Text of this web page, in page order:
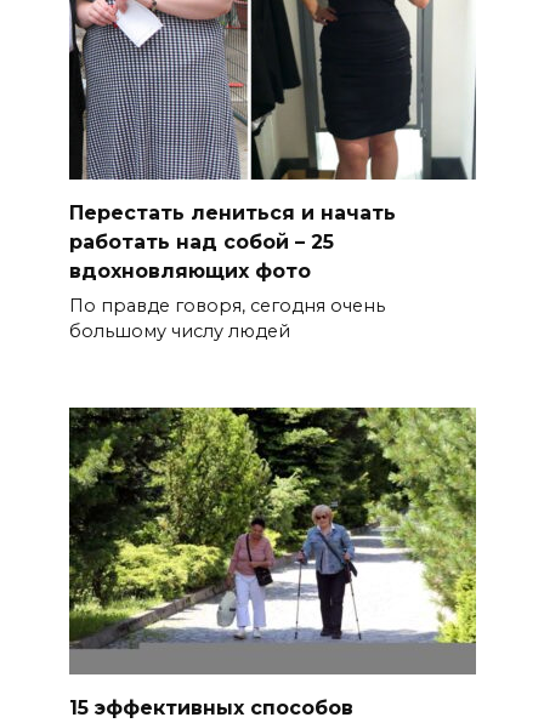
Перестать лениться и начать
работать над собой – 25
вдохновляющих фото
По правде говоря, сегодня очень
большому числу людей
15 эффективных способов